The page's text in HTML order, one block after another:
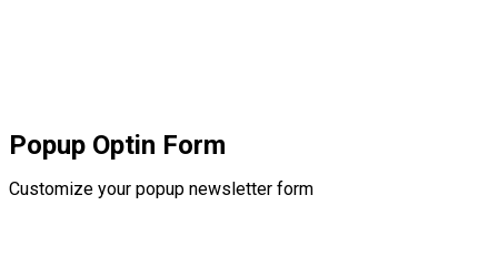
Popup Optin Form
Customize your popup newsletter form